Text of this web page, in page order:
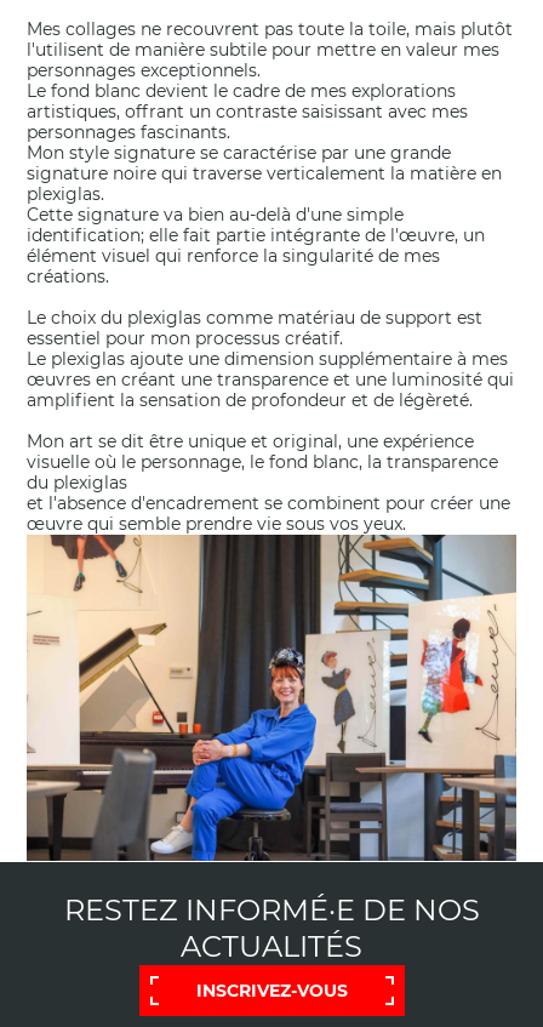
Mes collages ne recouvrent pas toute la toile, mais plutôt
l'utilisent de manière subtile pour mettre en valeur mes
personnages exceptionnels.
Le fond blanc devient le cadre de mes explorations
artistiques, offrant un contraste saisissant avec mes
personnages fascinants.
Mon style signature se caractérise par une grande
signature noire qui traverse verticalement la matière en
plexiglas.
Cette signature va bien au-delà d'une simple
identification; elle fait partie intégrante de l'œuvre, un
élément visuel qui renforce la singularité de mes
créations.
Le choix du plexiglas comme matériau de support est
essentiel pour mon processus créatif.
Le plexiglas ajoute une dimension supplémentaire à mes
œuvres en créant une transparence et une luminosité qui
amplifient la sensation de profondeur et de légèreté.
Mon art se dit être unique et original, une expérience
visuelle où le personnage, le fond blanc, la transparence
du plexiglas
et l'absence d'encadrement se combinent pour créer une
œuvre qui semble prendre vie sous vos yeux.
RESTEZ INFORMÉ·E DE NOS
ACTUALITÉS
INSCRIVEZ-VOUS